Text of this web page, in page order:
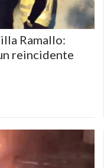
Ramallo:
reincidente